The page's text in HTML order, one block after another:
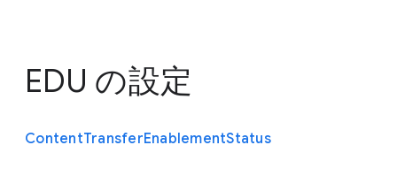
EDU の設定
ContentTransferEnablementStatus